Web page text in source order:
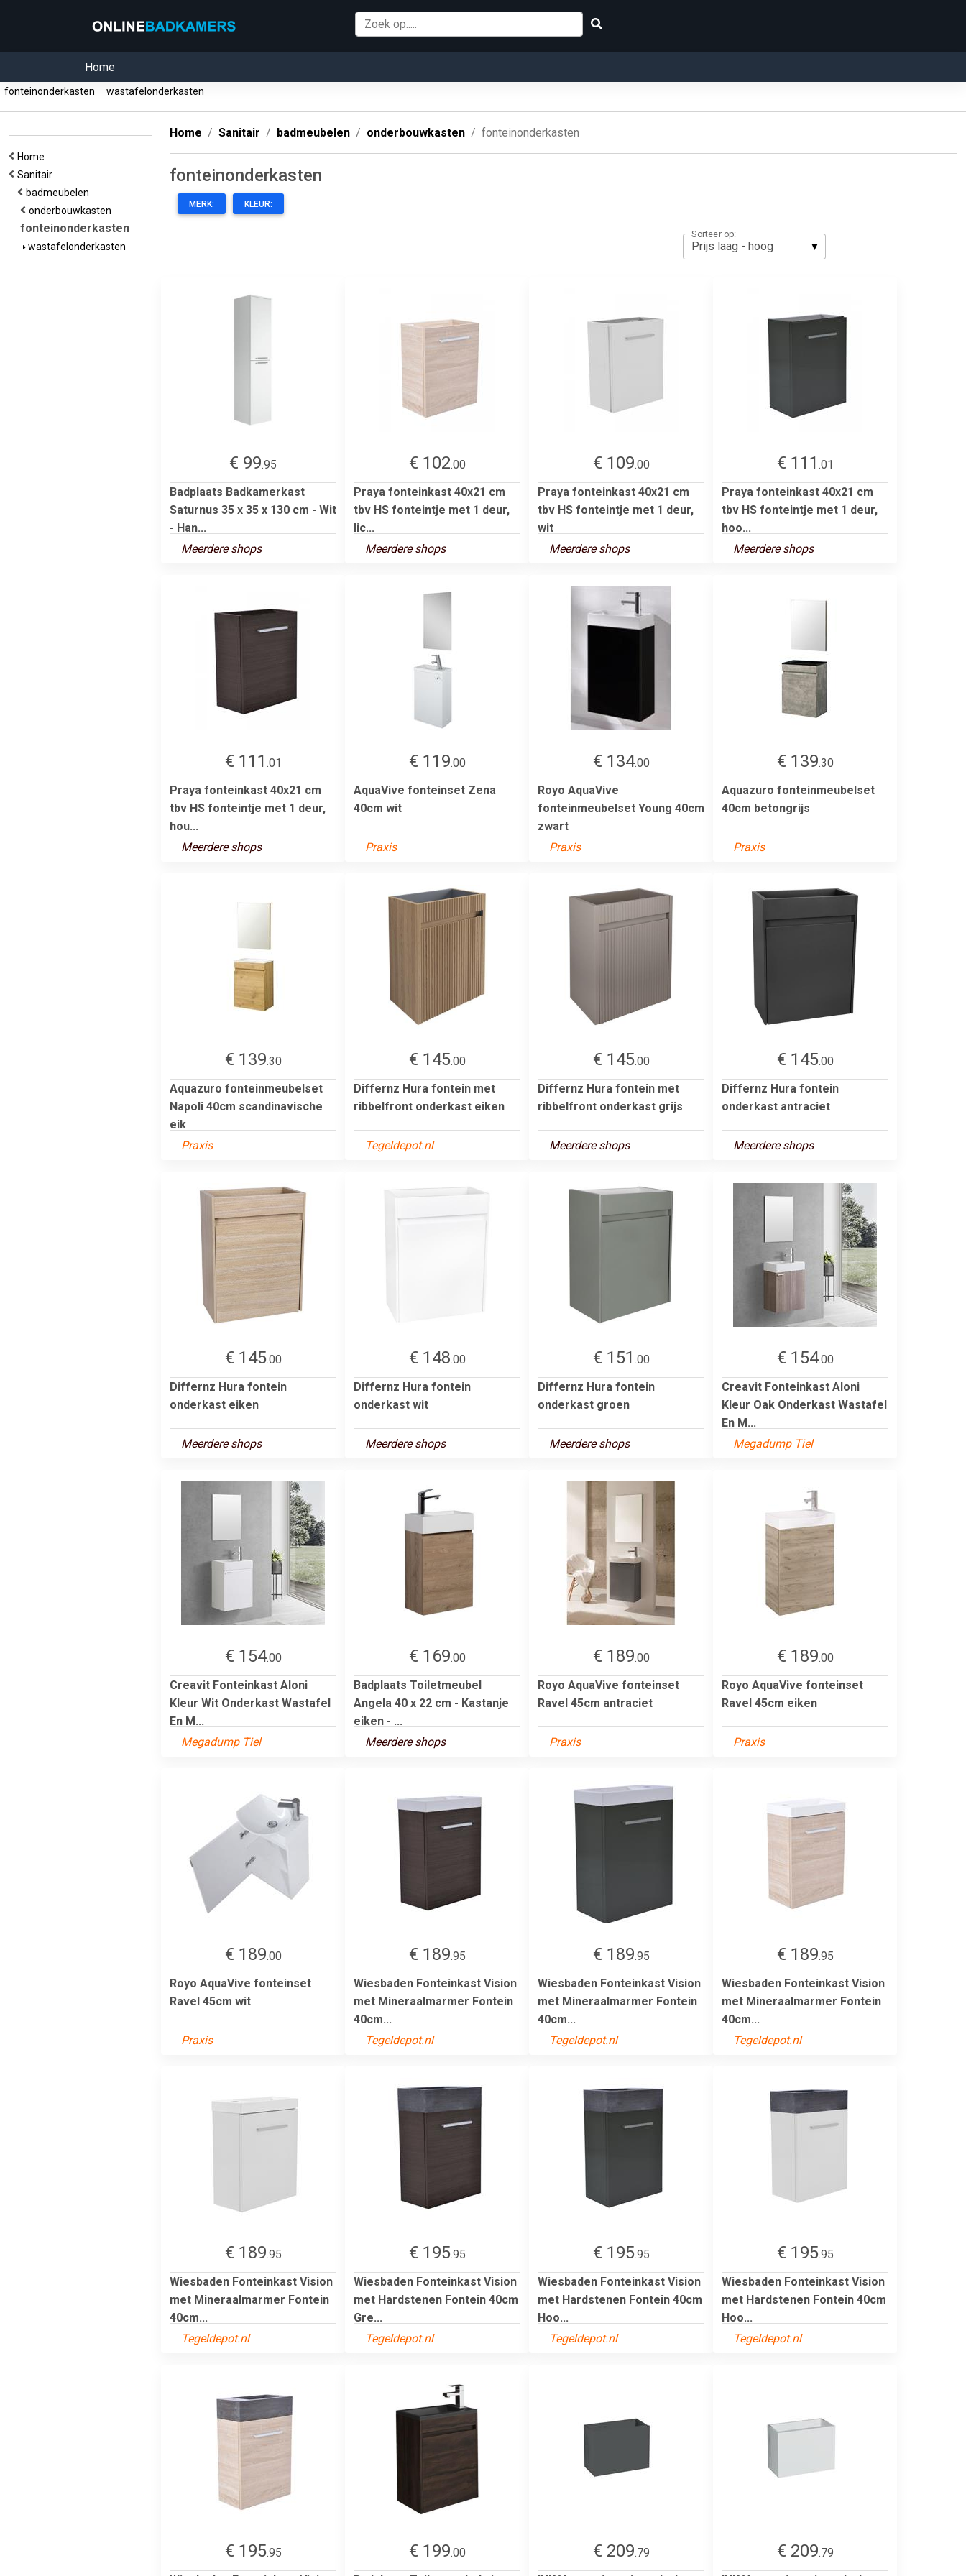
Home
fonteinonderkasten wastafelonderkasten
Home
Sanitair
badmeubelen
onderbouwkasten
fonteinonderkasten
wastafelonderkasten
Home Sanitair badmeubelen onderbouwkasten fonteinonderkasten
fonteinonderkasten
MERK: KLEUR:
Sorteer op:
€ 99.95
Badplaats Badkamerkast
Saturnus 35 x 35 x 130 cm - Wit
- Han...
Meerdere shops
€ 102.00
Praya fonteinkast 40x21 cm
tbv HS fonteintje met 1 deur,
lic...
Meerdere shops
€ 109.00
Praya fonteinkast 40x21 cm
tbv HS fonteintje met 1 deur,
wit
Meerdere shops
€ 111 .01
Praya fonteinkast 40x21 cm
tbv HS fonteintje met 1 deur,
hoo...
Meerdere shops
€ 111 .01
Praya fonteinkast 40x21 cm
tbv HS fonteintje met 1 deur,
hou...
Meerdere shops
€ 119.00
AquaVive fonteinset Zena
40cm wit
Praxis
€ 134.00
Royo AquaVive
fonteinmeubelset Young 40cm
zwart
Praxis
€ 139.30
Aquazuro fonteinmeubelset
40cm betongrijs
Praxis
€ 139.30
Aquazuro fonteinmeubelset
Napoli 40cm scandinavische
eik
Praxis
€ 145.00
Differnz Hura fontein met
ribbelfront onderkast eiken
Tegeldepot.nl
€ 145.00
Differnz Hura fontein met
ribbelfront onderkast grijs
Meerdere shops
€ 145.00
Differnz Hura fontein
onderkast antraciet
Meerdere shops
€ 145.00
Differnz Hura fontein
onderkast eiken
Meerdere shops
€ 148.00
Differnz Hura fontein
onderkast wit
Meerdere shops
€ 151 .00
Differnz Hura fontein
onderkast groen
Meerdere shops
€ 154.00
Creavit Fonteinkast Aloni
Kleur Oak Onderkast Wastafel
En M...
Megadump Tiel
€ 154.00
Creavit Fonteinkast Aloni
Kleur Wit Onderkast Wastafel
En M...
Megadump Tiel
€ 169.00
Badplaats Toiletmeubel
Angela 40 x 22 cm - Kastanje
eiken - ...
Meerdere shops
€ 189.00
Royo AquaVive fonteinset
Ravel 45cm antraciet
Praxis
€ 189.00
Royo AquaVive fonteinset
Ravel 45cm eiken
Praxis
€ 189.00
Royo AquaVive fonteinset
Ravel 45cm wit
Praxis
€ 189.95
Wiesbaden Fonteinkast Vision
met Mineraalmarmer Fontein
40cm...
Tegeldepot.nl
€ 189.95
Wiesbaden Fonteinkast Vision
met Mineraalmarmer Fontein
40cm...
Tegeldepot.nl
€ 189.95
Wiesbaden Fonteinkast Vision
met Mineraalmarmer Fontein
40cm...
Tegeldepot.nl
€ 189.95
Wiesbaden Fonteinkast Vision
met Mineraalmarmer Fontein
40cm...
Tegeldepot.nl
€ 195.95
Wiesbaden Fonteinkast Vision
met Hardstenen Fontein 40cm
Gre...
Tegeldepot.nl
€ 195.95
Wiesbaden Fonteinkast Vision
met Hardstenen Fontein 40cm
Hoo...
Tegeldepot.nl
€ 195.95
Wiesbaden Fonteinkast Vision
met Hardstenen Fontein 40cm
Hoo...
Tegeldepot.nl
€ 195.95
€ 199.00
€ 209.79
€ 209.79